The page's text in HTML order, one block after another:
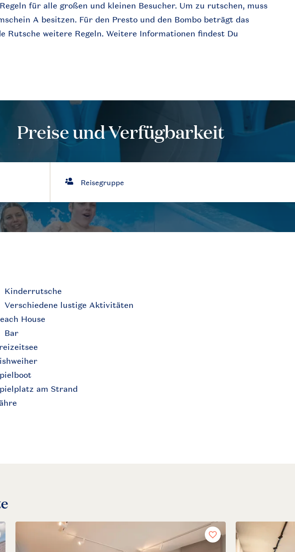
für alle großen und kleinen Besucher. Um zu rutschen, muss
A besitzen. Für den Presto und den Bombo beträgt das
weitere Regeln. Weitere Informationen findest Du
Preise und Verfügbarkeit
Kinderrutsche
Verschiedene lustige Aktivitäten
House
Bar
am Strand